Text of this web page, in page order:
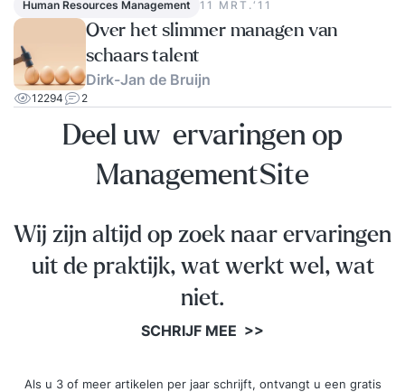
Personeelszaken worden de belangrijkste
onderwerpen op het gebied van personeel en
organisatie behandeld. Hierbij wordt een
duidelijke vertaalslag naar de eigen
praktijksituatie gemaakt aan de hand van
aansprekende voorbeelden. Een veelheid aan
praktische oefeningen en opdrachten levert je
te vervullen. Ook leer je veel van je
medecursisten die werkzaam zijn bij andere
organisaties. De opleiding wordt verzorgd door
een deskundige met brede ervaring op het
Human Resources Management
11 MRT.‘11
Over het slimmer managen van
schaars talent
Dirk-Jan de Bruijn
12294 2
Deel uw ervaringen op
ManagementSite
Wij zijn altijd op zoek naar ervaringen
uit de praktijk, wat werkt wel, wat
niet.
SCHRIJF MEE >>
Als u 3 of meer artikelen per jaar schrijft, ontvangt u een gratis